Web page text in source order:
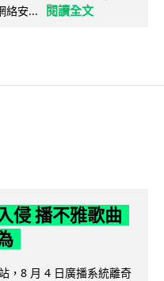
絡安...
閱讀全文
侵 播不雅歌曲
，8 月 4 日廣播系統離奇